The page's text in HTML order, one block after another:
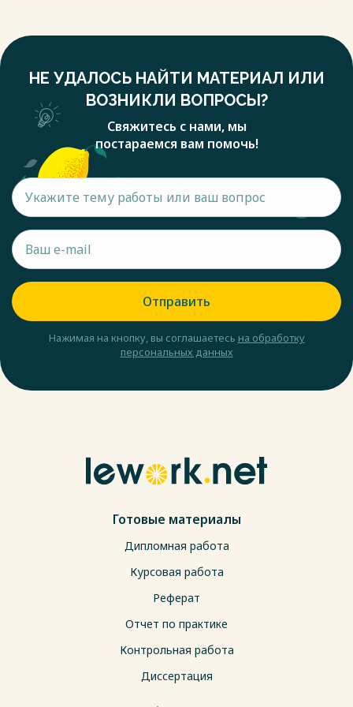
НЕ УДАЛОСЬ НАЙТИ МАТЕРИАЛ ИЛИ
ВОЗНИКЛИ ВОПРОСЫ?
Свяжитесь с нами, мы
постараемся вам помочь!
Отправить
Нажимая на кнопку, вы соглашаетесь на обработку
персональных данных
Готовые материалы
Дипломная работа
Курсовая работа
Реферат
Отчет по практике
Контрольная работа
Диссертация